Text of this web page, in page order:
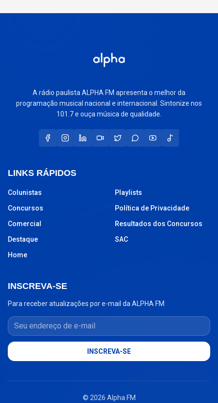
A rádio paulista ALPHA FM apresenta o melhor da
programação musical nacional e internacional. Sintonize nos
101.7 e ouça música de qualidade.
LINKS RÁPIDOS
Colunistas
Concursos
Comercial
Destaque
Home
Playlists
Política de Privacidade
Resultados dos Concursos
SAC
INSCREVA-SE
Para receber atualizações por e-mail da ALPHA FM
Seu endereço de e-mail
INSCREVA-SE
© 2026 Alpha FM